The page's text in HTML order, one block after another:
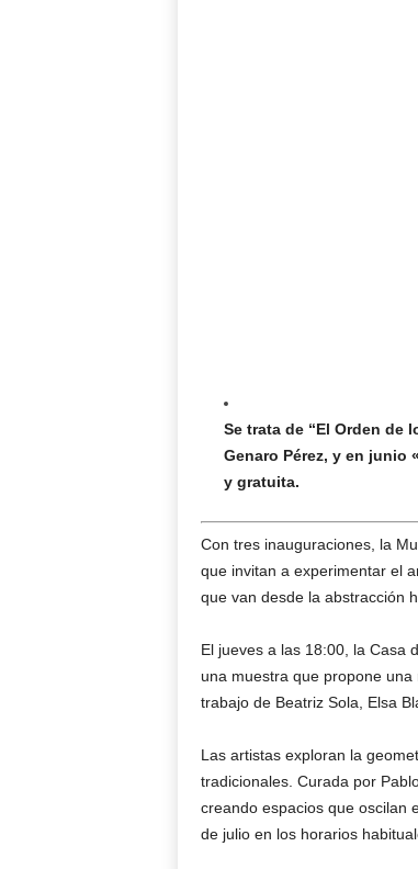
Se trata de “El Orden de
Genaro Pérez, y en junio
y gratuita.
Con tres inauguraciones, la
que invitan a experimentar el
que van desde la abstracción
El jueves a las 18:00, la Casa
una muestra que propone
trabajo de Beatriz Sola, Elsa
Las artistas exploran la
tradicionales. Curada por
creando espacios que oscilan
de julio en los horarios